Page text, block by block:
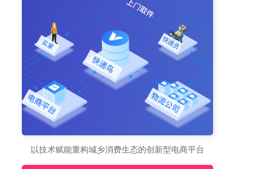
以技术赋能重构城乡消费生态的创新型电商平台